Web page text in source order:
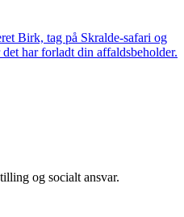
Birk, tag på Skralde-safari og
har forladt din affaldsbeholder.
og socialt ansvar.